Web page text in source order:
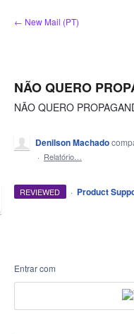
para
← New Mail (PT)
NÃO QUERO
NÃO QUERO
Denilson Machado
· Relatório…
REVIEWED · Product
Entrar com